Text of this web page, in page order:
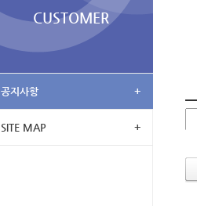
CUSTOMER
공지사항 +
SITE MAP +